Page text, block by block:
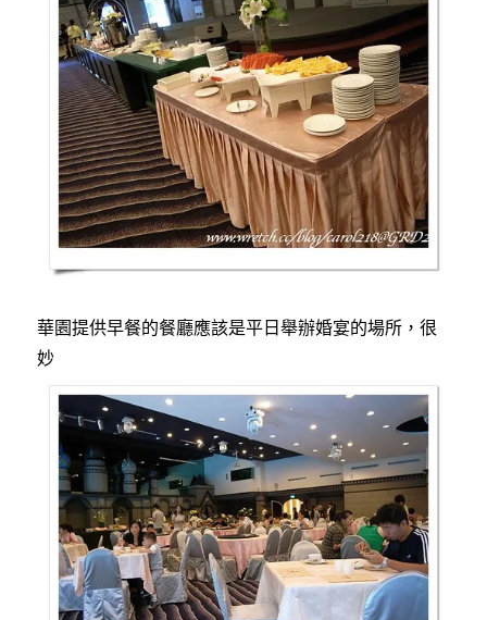
華園提供早餐的餐廳應該是平日舉辦婚宴的場所，很
妙